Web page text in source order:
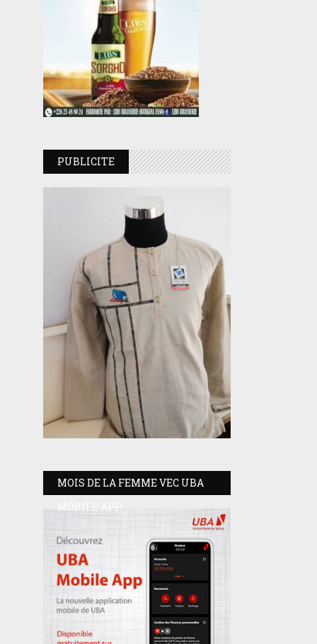
PUBLICITE
MOIS DE LA FEMME VEC UBA
MOBILE APP